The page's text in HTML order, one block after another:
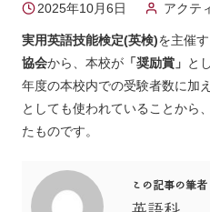
2025年10月6日 アクテ
実用英語技能検定(英検)を主催
協会から、本校が 「奨励賞」 と
年度の本校内での受験者数に加
としても使われていることから、
たものです。
この記事の筆者